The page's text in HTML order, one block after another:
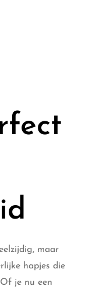
maar
hapjes die
je nu een